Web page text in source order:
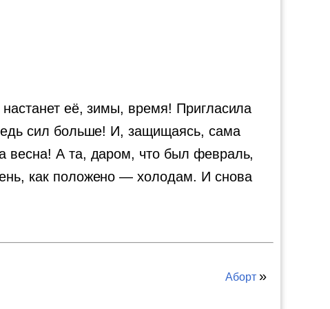
её, зимы, время! Пригласила
сил больше! И, защищаясь, сама
весна! А та, даром, что был февраль,
как положено — холодам. И снова
Аборт »